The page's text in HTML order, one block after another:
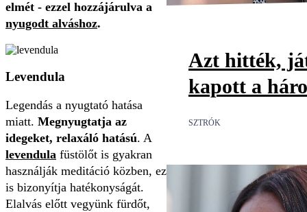
elmét - ezzel hozzájárulva a
nyugodt alváshoz.
Levendula
Legendás a nyugtató hatása
miatt. Megnyugtatja az
idegeket, relaxáló hatású. A
levendula füstölőt is gyakran
használják meditáció közben, ez
is bizonyítja hatékonyságát.
Elalvás előtt vegyünk fürdőt,
Azt hitték,
kapott a
SZTRÓK